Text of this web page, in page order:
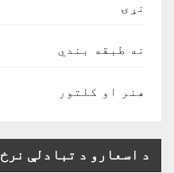
نړۍ
نه طبقه بندي
هنر او کلتور
د اسعارو د تبادلې نرخ